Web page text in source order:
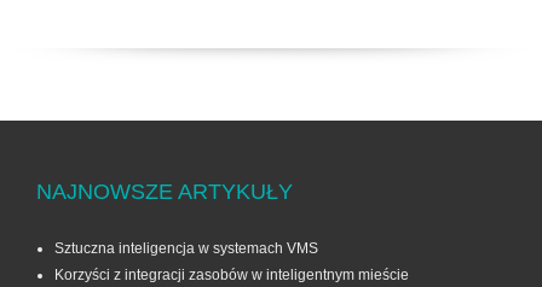
NAJNOWSZE ARTYKUŁY
Sztuczna inteligencja w systemach VMS
Korzyści z integracji zasobów w inteligentnym mieście